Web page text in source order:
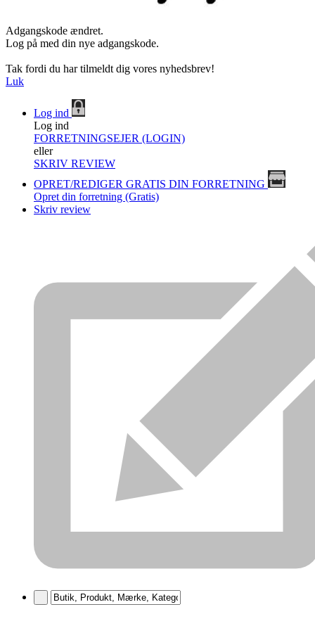
Adgangskode ændret.
Log på med din nye adgangskode.
Tak fordi du har tilmeldt dig vores nyhedsbrev!
Luk
Log ind
Log ind
FORRETNINGSEJER (LOGIN)
eller
SKRIV REVIEW
OPRET/REDIGER GRATIS DIN FORRETNING
Opret din forretning (Gratis)
Skriv review